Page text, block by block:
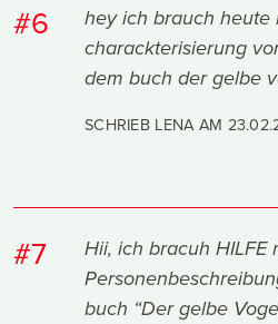
#6
hey ich brauch heute
charackterisierung
dem buch der gelbe
SCHRIEB LENA AM
#7
Hii, ich bracuh HILFE
buch “Der gelbe